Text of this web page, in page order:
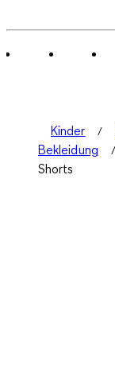
Kinder
Bekleidung
Shorts